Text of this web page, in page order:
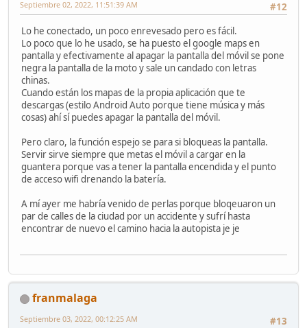
#12
Septiembre 02, 2022, 11:51:39 AM
Lo he conectado, un poco enrevesado pero es fácil.
Lo poco que lo he usado, se ha puesto el google maps en
pantalla y efectivamente al apagar la pantalla del móvil se pone
negra la pantalla de la moto y sale un candado con letras
chinas.
Cuando están los mapas de la propia aplicación que te
descargas (estilo Android Auto porque tiene música y más
cosas) ahí sí puedes apagar la pantalla del móvil.
Pero claro, la función espejo se para si bloqueas la pantalla.
Servir sirve siempre que metas el móvil a cargar en la
guantera porque vas a tener la pantalla encendida y el punto
de acceso wifi drenando la batería.
A mí ayer me habría venido de perlas porque bloqeuaron un
par de calles de la ciudad por un accidente y sufrí hasta
encontrar de nuevo el camino hacia la autopista je je
franmalaga
#13
Septiembre 03, 2022, 00:12:25 AM